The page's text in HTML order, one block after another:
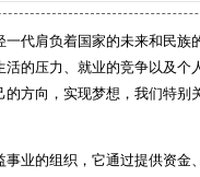
代肩负着国家的未来和民族
的压力、就业的竞争以及个
方向，实现梦想，我们特别
业的组织，它通过提供资金